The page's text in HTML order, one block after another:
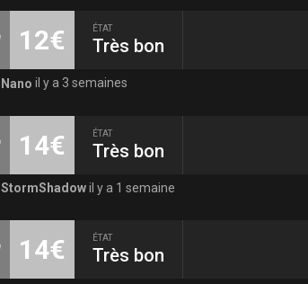
12€ ÉTAT
Très bon
Nano il y a 3 semaines
14€ ÉTAT
Très bon
StormShadowil y a 1 semaine
14€ ÉTAT
Très bon